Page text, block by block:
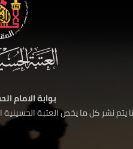
بوابة الامام
يتم نشر كل ما يخص العتبة